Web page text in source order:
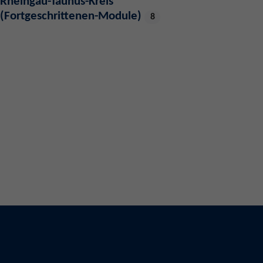
(Fortgeschrittenen-Module)
8